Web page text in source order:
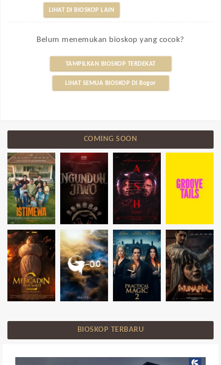
LIHAT DI BIOSKOP LAIN
Belum menemukan bioskop yang cocok?
TAMPILKAN BIOSKOP TERDEKAT
LIHAT SEMUA BIOSKOP DI Bogor
COMING SOON
BIOSKOP TERBARU